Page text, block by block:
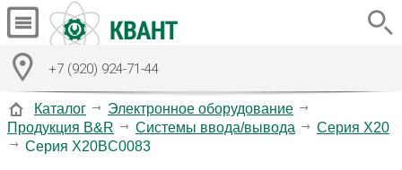
+7 (920) 924-71-44
Каталог
Электронное оборудование
Продукция B&R
Системы ввода/вывода
Серия X20
Серия X20BC0083